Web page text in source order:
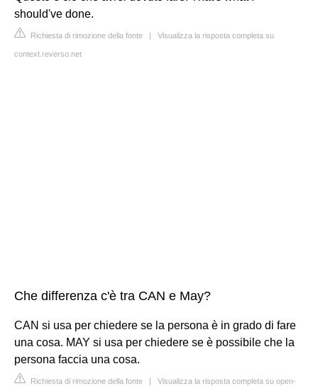
should've done.
Richiesta di rimozione della fonte | Visualizza la risposta completa su
context.reverso.net
Che differenza c'è tra CAN e May?
CAN si usa per chiedere se la persona è in grado di fare
una cosa. MAY si usa per chiedere se è possibile che la
persona faccia una cosa.
Richiesta di rimozione della fonte | Visualizza la risposta completa su open-